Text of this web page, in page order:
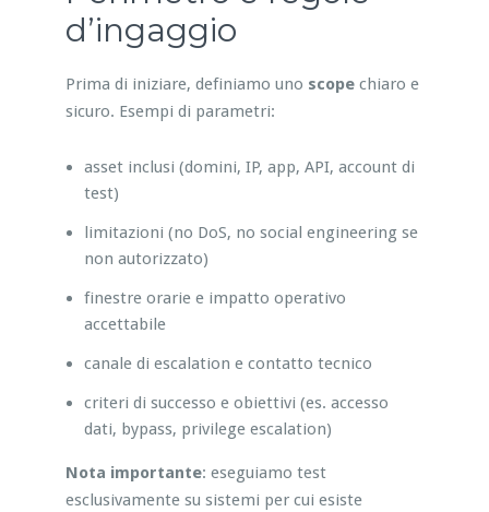
d’ingaggio
Prima di iniziare, definiamo uno scopechiaro e
sicuro. Esempi di parametri:
asset inclusi (domini, IP, app, API, account di
test)
limitazioni (no DoS, no social engineering se
non autorizzato)
finestre orarie e impatto operativo
accettabile
canale di escalation e contatto tecnico
criteri di successo e obiettivi (es. accesso
dati, bypass, privilege escalation)
Nota importante: eseguiamo test
esclusivamente su sistemi per cui esiste